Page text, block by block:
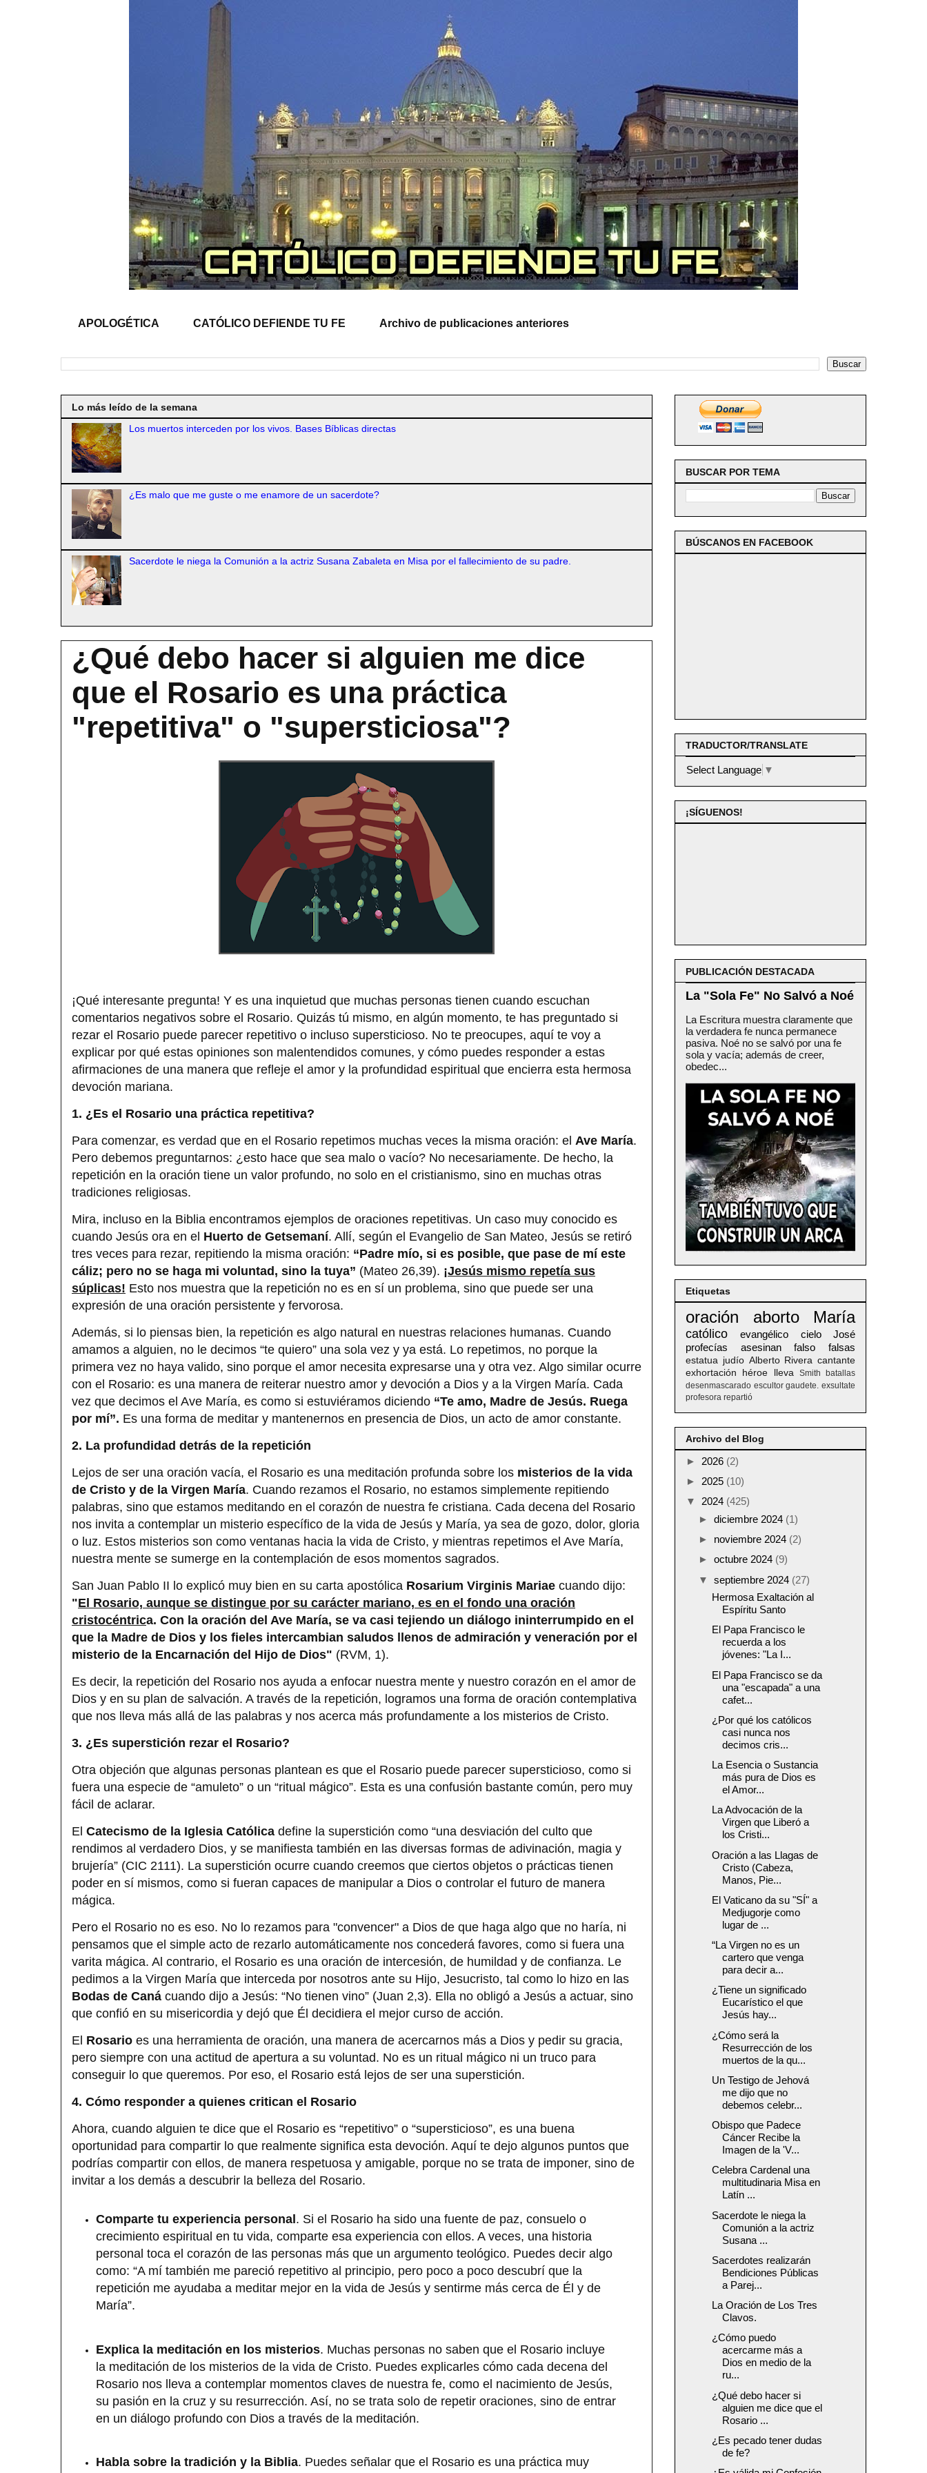
APOLOGÉTICA CATÓLICO DEFIENDE TU FE Archivo de publicaciones anteriores
Lo más leído de la semana
Los muertos interceden por los vivos. Bases Bíblicas directas
¿Es malo que me guste o me enamore de un sacerdote?
Sacerdote le niega la Comunión a la actriz Susana Zabaleta en Misa por el fallecimiento de su padre.
¿Qué debo hacer si alguien me dice
que el Rosario es una práctica
"repetitiva" o "supersticiosa"?
¡Qué interesante pregunta! Y es una inquietud que muchas personas tienen cuando escuchan
comentarios negativos sobre el Rosario. Quizás tú mismo, en algún momento, te has preguntado si
rezar el Rosario puede parecer repetitivo o incluso supersticioso. No te preocupes, aquí te voy a
explicar por qué estas opiniones son malentendidos comunes, y cómo puedes responder a estas
afirmaciones de una manera que refleje el amor y la profundidad espiritual que encierra esta hermosa
devoción mariana.
1. ¿Es el Rosario una práctica repetitiva?
Para comenzar, es verdad que en el Rosario repetimos muchas veces la misma oración: el Ave María.
Pero debemos preguntarnos: ¿esto hace que sea malo o vacío? No necesariamente. De hecho, la
repetición en la oración tiene un valor profundo, no solo en el cristianismo, sino en muchas otras
tradiciones religiosas.
Mira, incluso en la Biblia encontramos ejemplos de oraciones repetitivas. Un caso muy conocido es
cuando Jesús ora en el Huerto de Getsemaní. Allí, según el Evangelio de San Mateo, Jesús se retiró
tres veces para rezar, repitiendo la misma oración: “Padre mío, si es posible, que pase de mí este
cáliz; pero no se haga mi voluntad, sino la tuya” (Mateo 26,39). ¡Jesús mismo repetía sus
súplicas! Esto nos muestra que la repetición no es en sí un problema, sino que puede ser una
expresión de una oración persistente y fervorosa.
Además, si lo piensas bien, la repetición es algo natural en nuestras relaciones humanas. Cuando
amamos a alguien, no le decimos “te quiero” una sola vez y ya está. Lo repetimos, no porque la
primera vez no haya valido, sino porque el amor necesita expresarse una y otra vez. Algo similar ocurre
con el Rosario: es una manera de reiterar nuestro amor y devoción a Dios y a la Virgen María. Cada
vez que decimos el Ave María, es como si estuviéramos diciendo “Te amo, Madre de Jesús. Ruega
por mí”. Es una forma de meditar y mantenernos en presencia de Dios, un acto de amor constante.
2. La profundidad detrás de la repetición
Lejos de ser una oración vacía, el Rosario es una meditación profunda sobre los misterios de la vida
de Cristo y de la Virgen María. Cuando rezamos el Rosario, no estamos simplemente repitiendo
palabras, sino que estamos meditando en el corazón de nuestra fe cristiana. Cada decena del Rosario
nos invita a contemplar un misterio específico de la vida de Jesús y María, ya sea de gozo, dolor, gloria
o luz. Estos misterios son como ventanas hacia la vida de Cristo, y mientras repetimos el Ave María,
nuestra mente se sumerge en la contemplación de esos momentos sagrados.
San Juan Pablo II lo explicó muy bien en su carta apostólica Rosarium Virginis Mariae cuando dijo:
"El Rosario, aunque se distingue por su carácter mariano, es en el fondo una oración
cristocéntrica. Con la oración del Ave María, se va casi tejiendo un diálogo ininterrumpido en el
que la Madre de Dios y los fieles intercambian saludos llenos de admiración y veneración por el
misterio de la Encarnación del Hijo de Dios" (RVM, 1).
Es decir, la repetición del Rosario nos ayuda a enfocar nuestra mente y nuestro corazón en el amor de
Dios y en su plan de salvación. A través de la repetición, logramos una forma de oración contemplativa
que nos lleva más allá de las palabras y nos acerca más profundamente a los misterios de Cristo.
3. ¿Es superstición rezar el Rosario?
Otra objeción que algunas personas plantean es que el Rosario puede parecer supersticioso, como si
fuera una especie de “amuleto” o un “ritual mágico”. Esta es una confusión bastante común, pero muy
fácil de aclarar.
El Catecismo de la Iglesia Católica define la superstición como “una desviación del culto que
rendimos al verdadero Dios, y se manifiesta también en las diversas formas de adivinación, magia y
brujería” (CIC 2111). La superstición ocurre cuando creemos que ciertos objetos o prácticas tienen
poder en sí mismos, como si fueran capaces de manipular a Dios o controlar el futuro de manera
mágica.
Pero el Rosario no es eso. No lo rezamos para "convencer" a Dios de que haga algo que no haría, ni
pensamos que el simple acto de rezarlo automáticamente nos concederá favores, como si fuera una
varita mágica. Al contrario, el Rosario es una oración de intercesión, de humildad y de confianza. Le
pedimos a la Virgen María que interceda por nosotros ante su Hijo, Jesucristo, tal como lo hizo en las
Bodas de Caná cuando dijo a Jesús: “No tienen vino” (Juan 2,3). Ella no obligó a Jesús a actuar, sino
que confió en su misericordia y dejó que Él decidiera el mejor curso de acción.
El Rosario es una herramienta de oración, una manera de acercarnos más a Dios y pedir su gracia,
pero siempre con una actitud de apertura a su voluntad. No es un ritual mágico ni un truco para
conseguir lo que queremos. Por eso, el Rosario está lejos de ser una superstición.
4. Cómo responder a quienes critican el Rosario
Ahora, cuando alguien te dice que el Rosario es “repetitivo” o “supersticioso”, es una buena
oportunidad para compartir lo que realmente significa esta devoción. Aquí te dejo algunos puntos que
podrías compartir con ellos, de manera respetuosa y amigable, porque no se trata de imponer, sino de
invitar a los demás a descubrir la belleza del Rosario.
Comparte tu experiencia personal . Si el Rosario ha sido una fuente de paz, consuelo o
crecimiento espiritual en tu vida, comparte esa experiencia con ellos. A veces, una historia
personal toca el corazón de las personas más que un argumento teológico. Puedes decir algo
como: “A mí también me pareció repetitivo al principio, pero poco a poco descubrí que la
repetición me ayudaba a meditar mejor en la vida de Jesús y sentirme más cerca de Él y de
María”.
Explica la meditación en los misterios. Muchas personas no saben que el Rosario incluye
la meditación de los misterios de la vida de Cristo. Puedes explicarles cómo cada decena del
Rosario nos lleva a contemplar momentos claves de nuestra fe, como el nacimiento de Jesús,
su pasión en la cruz y su resurrección. Así, no se trata solo de repetir oraciones, sino de entrar
en un diálogo profundo con Dios a través de la meditación.
Habla sobre la tradición y la Biblia. Puedes señalar que el Rosario es una práctica muy
BUSCAR POR TEMA
BÚSCANOS EN FACEBOOK
TRADUCTOR/TRANSLATE
Select Language ▼
¡SÍGUENOS!
PUBLICACIÓN DESTACADA
La "Sola Fe" No Salvó a Noé
La Escritura muestra claramente que
la verdadera fe nunca permanece
pasiva. Noé no se salvó por una fe
sola y vacía; además de creer,
obedec...
Etiquetas
oración aborto María
católico evangélico cielo
José
profecías
asesinan falso falsas
estatua judío Alberto Rivera cantante
exhortación
héroe lleva Smith
batallas
desenmascarado escultor gaudete. exsultate
profesora repartió
Archivo del Blog
► 2026 (2)
► 2025 (10)
▼ 2024 (425)
► diciembre 2024 (1)
► noviembre 2024 (2)
► octubre 2024 (9)
▼ septiembre 2024 (27)
Hermosa Exaltación al
Espíritu Santo
El Papa Francisco le
recuerda a los
jóvenes: "La I...
El Papa Francisco se da
una "escapada" a una
cafet...
¿Por qué los católicos
casi nunca nos
decimos cris...
La Esencia o Sustancia
más pura de Dios es
el Amor...
La Advocación de la
Virgen que Liberó a
los Cristi...
Oración a las Llagas de
Cristo (Cabeza,
Manos, Pie...
El Vaticano da su "SÍ" a
Medjugorje como
lugar de ...
“La Virgen no es un
cartero que venga
para decir a...
¿Tiene un significado
Eucarístico el que
Jesús hay...
¿Cómo será la
Resurrección de los
muertos de la qu...
Un Testigo de Jehová
me dijo que no
debemos celebr...
Obispo que Padece
Cáncer Recibe la
Imagen de la 'V...
Celebra Cardenal una
multitudinaria Misa en
Latín ...
Sacerdote le niega la
Comunión a la actriz
Susana ...
Sacerdotes realizarán
Bendiciones Públicas
a Parej...
La Oración de Los Tres
Clavos.
¿Cómo puedo
acercarme más a
Dios en medio de la
ru...
¿Qué debo hacer si
alguien me dice que el
Rosario ...
¿Es pecado tener dudas
de fe?